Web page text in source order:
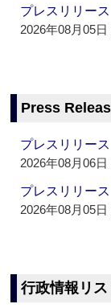
プレスリリー
2026年08月05日
Press
プレスリリー
2026年08月06日
プレスリリー
2026年08月05日
行政情報リス